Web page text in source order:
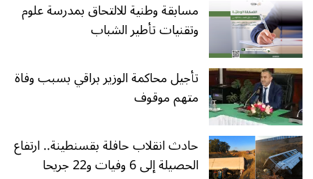
مسابقة وطنية للالتحاق بمدرسة علوم
وتقنيات تأطير الشباب
تأجيل محاكمة الوزير براقي بسبب وفاة
متهم موقوف
حادث انقلاب حافلة بقسنطينة.. ارتفاع
الحصيلة إلى 6 وفيات و22 جريحا